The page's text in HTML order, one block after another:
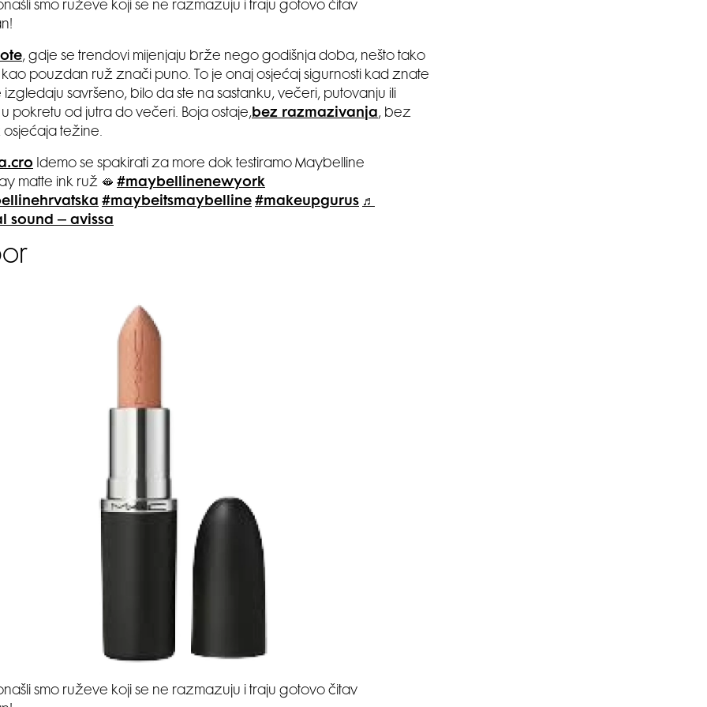
smo ruževe koji se ne razmazuju i traju gotovo čitav
, gdje se trendovi mijenjaju brže nego godišnja doba, nešto tako
pouzdan ruž znači puno. To je onaj osjećaj sigurnosti kad znate
savršeno, bilo da ste na sastanku, večeri, putovanju ili
pokretu od jutra do večeri. Boja ostaje,bez razmazivanja, bez
težine.
Idemo se spakirati za more dok testiramo Maybelline
matte ink ruž 🫦 #maybellinenewyork
#maybeitsmaybelline #makeupgurus ♬
sound – avissa
smo ruževe koji se ne razmazuju i traju gotovo čitav